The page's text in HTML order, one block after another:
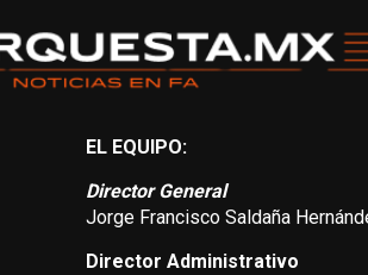
EL EQUIPO:
Director General
Jorge Francisco Saldaña
Director Administrativo